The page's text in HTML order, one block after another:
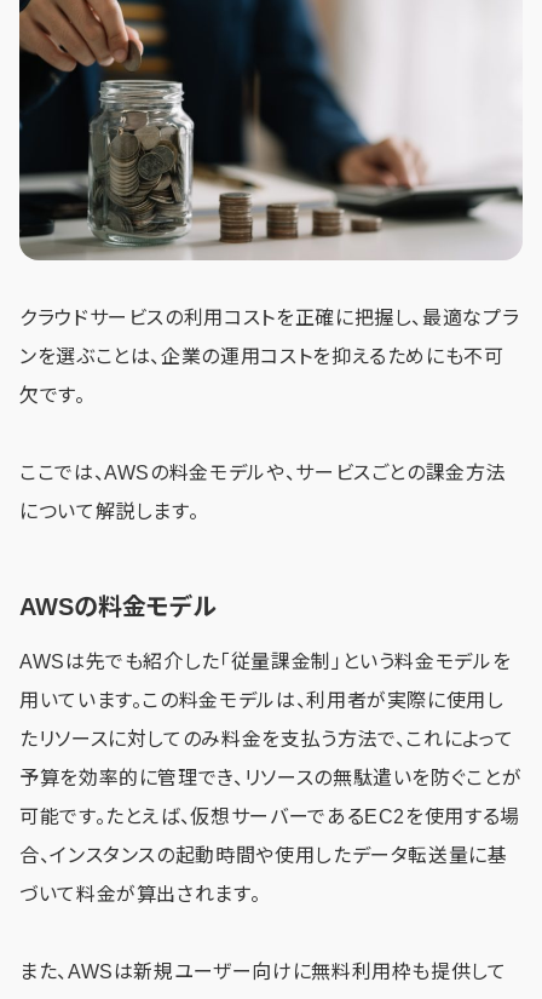
クラウドサービスの利用コストを正確に把握し、最適なプラ
ンを選ぶことは、企業の運用コストを抑えるためにも不可
欠です。
ここでは、AWSの料金モデルや、サービスごとの課金方法
について解説します。
AWSの料金モデル
AWSは先でも紹介した「従量課金制」という料金モデルを
用いています。この料金モデルは、利用者が実際に使用し
たリソースに対してのみ料金を支払う方法で、これによって
予算を効率的に管理でき、リソースの無駄遣いを防ぐことが
可能です。たとえば、仮想サーバーであるEC2を使用する場
合、インスタンスの起動時間や使用したデータ転送量に基
づいて料金が算出されます。
また、AWSは新規ユーザー向けに無料利用枠も提供して